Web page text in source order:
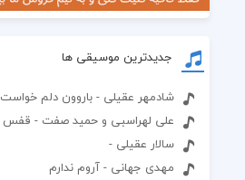
جدیدترین موسیقی ها
شادمهر عقیلی - باروون دلم خواست
علی لهراسبی و حمید صفت - قفس
سالار عقیلی -
مهدی جهانی - آروم ندارم